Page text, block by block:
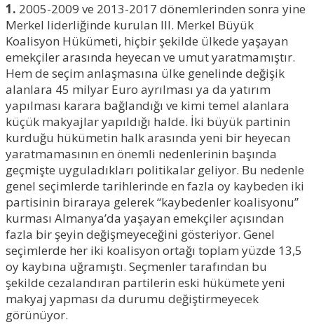
1. 2005-2009 ve 2013-2017 dönemlerinden sonra yine
Merkel liderliğinde kurulan III. Merkel Büyük
Koalisyon Hükümeti, hiçbir şekilde ülkede yaşayan
emekçiler arasında heyecan ve umut yaratmamıştır.
Hem de seçim anlaşmasına ülke genelinde değişik
alanlara 45 milyar Euro ayrılması ya da yatırım
yapılması karara bağlandığı ve kimi temel alanlara
küçük makyajlar yapıldığı halde. İki büyük partinin
kurduğu hükümetin halk arasında yeni bir heyecan
yaratmamasının en önemli nedenlerinin başında
geçmişte uyguladıkları politikalar geliyor. Bu nedenle
genel seçimlerde tarihlerinde en fazla oy kaybeden iki
partisinin biraraya gelerek “kaybedenler koalisyonu”
kurması Almanya’da yaşayan emekçiler açısından
fazla bir şeyin değişmeyeceğini gösteriyor. Genel
seçimlerde her iki koalisyon ortağı toplam yüzde 13,5
oy kaybına uğramıştı. Seçmenler tarafından bu
şekilde cezalandıran partilerin eski hükümete yeni
makyaj yapması da durumu değiştirmeyecek
görünüyor.